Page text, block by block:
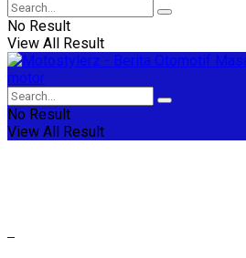
No Result
View All Result
No Result
View All Result